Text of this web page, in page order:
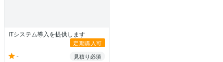
ITシステム導入を提供します
定期購入可
-
見積り必須